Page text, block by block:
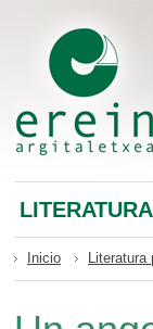
LITERATURA
Inicio Literatura